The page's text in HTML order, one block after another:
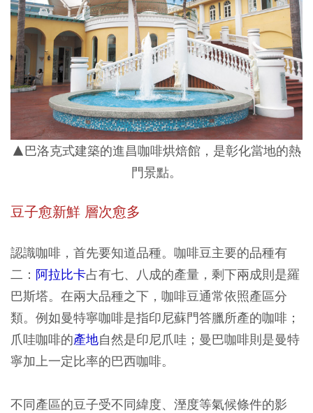
▲巴洛克式建築的進昌咖啡烘焙館，是彰化當地的熱
門景點。
豆子愈新鮮 層次愈多
認識咖啡，首先要知道品種。咖啡豆主要的品種有
二： 阿拉比卡占有七、八成的產量，剩下兩成則是羅
巴斯塔。在兩大品種之下，咖啡豆通常依照產區分
類。例如曼特寧咖啡是指印尼蘇門答臘所產的咖啡；
爪哇咖啡的產地自然是印尼爪哇；曼巴咖啡則是曼特
寧加上一定比率的巴西咖啡。
不同產區的豆子受不同緯度、溼度等氣候條件的影